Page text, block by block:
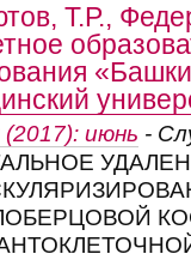
Т.Р.,
июнь -